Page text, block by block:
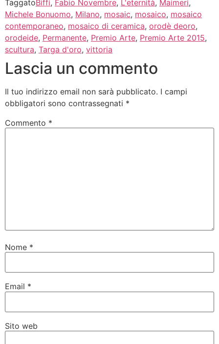
TaggatoBiffi, Fabio Novembre, L'eternità, Maimeri,
Michele Bonuomo, Milano, mosaic, mosaico, mosaico
contemporaneo, mosaico di ceramica, orodè deoro,
orodeide, Permanente, Premio Arte, Premio Arte 2015,
scultura, Targa d'oro, vittoria
Lascia un commento
Il tuo indirizzo email non sarà pubblicato. I campi
obbligatori sono contrassegnati *
Commento *
Nome *
Email *
Sito web